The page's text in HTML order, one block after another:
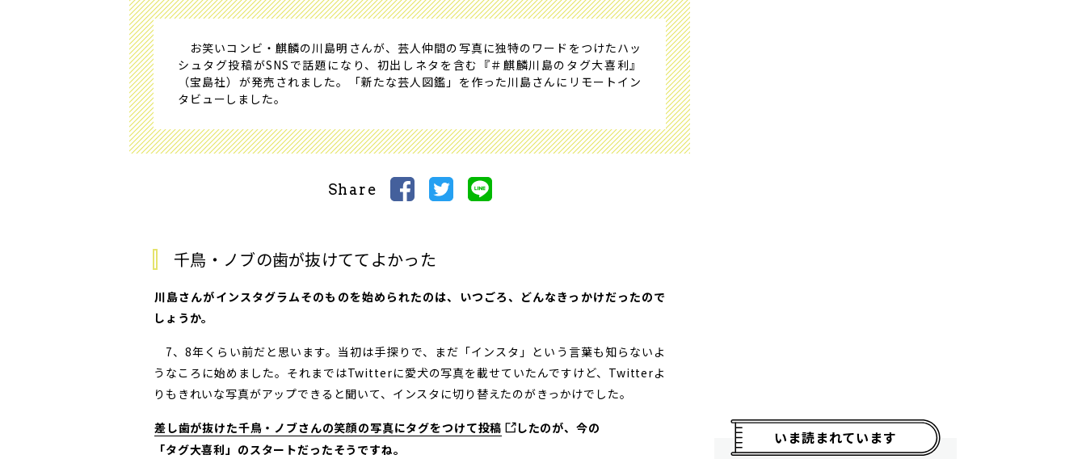
お笑いコンビ・麒麟の川島明さんが、芸人仲間の写真に独特のワードをつけたハッ
シュタグ投稿がSNSで話題になり、初出しネタを含む『＃麒麟川島のタグ大喜利』
（宝島社）が発売されました。「新たな芸人図鑑」を作った川島さんにリモートイン
タビューしました。
Share
千鳥・ノブの歯が抜けててよかった
――川島さんがインスタグラムそのものを始められたのは、いつごろ、どんなきっかけだったので
しょうか。
7、8年くらい前だと思います。当初は手探りで、まだ「インスタ」という言葉も知らないよ
うなころに始めました。それまではTwitterに愛犬の写真を載せていたんですけど、Twitterよ
りもきれいな写真がアップできると聞いて、インスタに切り替えたのがきっかけでした。
差し歯が抜けた千鳥・ノブさんの笑顔の写真にタグをつけて投稿
したのが、今の
「タグ大喜利」のスタートだったそうですね。
いま読まれています